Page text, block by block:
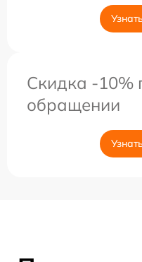
Скидка -10%
обращении